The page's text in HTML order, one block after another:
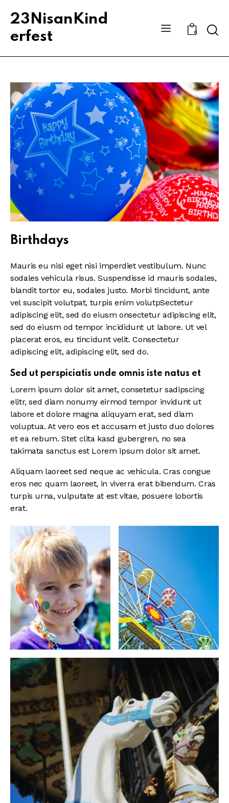
23NisanKind
erfest
0
Birthdays
Mauris eu nisi eget nisi imperdiet vestibulum. Nunc
sodales vehicula risus. Suspendisse id mauris sodales,
blandit tortor eu, sodales justo. Morbi tincidunt, ante
vel suscipit volutpat, turpis enim volutpSectetur
adipiscing elit, sed do eiusm onsectetur adipiscing elit,
sed do eiusm od tempor incididunt ut labore. Ut vel
placerat eros, eu tincidunt velit. Consectetur
adipiscing elit, adipiscing elit, sed do.
Sed ut perspiciatis unde omnis iste natus et
Lorem ipsum dolor sit amet, consetetur sadipscing
elitr, sed diam nonumy eirmod tempor invidunt ut
labore et dolore magna aliquyam erat, sed diam
voluptua. At vero eos et accusam et justo duo dolores
et ea rebum. Stet clita kasd gubergren, no sea
takimata sanctus est Lorem ipsum dolor sit amet.
Aliquam laoreet sed neque ac vehicula. Cras congue
eros nec quam laoreet, in viverra erat bibendum. Cras
turpis urna, vulputate at est vitae, posuere lobortis
erat.